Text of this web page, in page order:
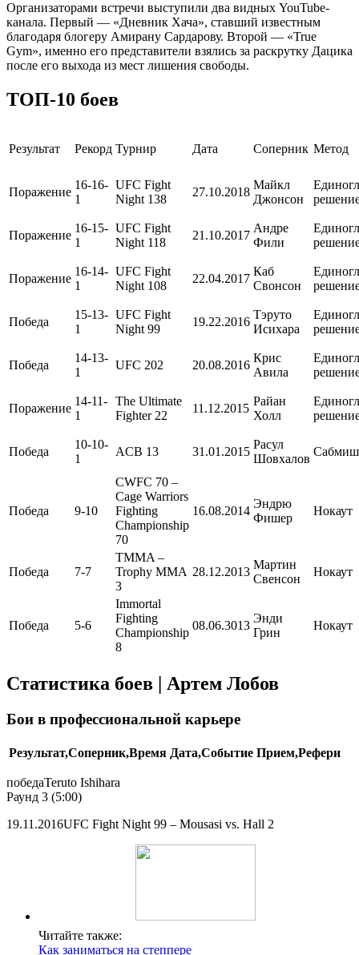
Организаторами встречи выступили два видных YouTube-
канала. Первый — «Дневник Хача», ставший известным
благодаря блогеру Амирану Сардарову. Второй — «True
Gym», именно его представители взялись за раскрутку Дацика
после его выхода из мест лишения свободы.
ТОП-10 боев
Результат Рекорд Турнир Дата Соперник Метод
Поражение
16-16-
1
UFC Fight
Night 138
27.10.2018
Майкл
Джонсон
Поражение
16-15-
1
UFC Fight
Night 118
21.10.2017
Андре
Фили
Поражение
16-14-
1
UFC Fight
Night 108
22.04.2017
Каб
Свонсон
Победа
15-13-
1
UFC Fight
Night 99
19.22.2016
Тэруто
Исихара
Победа
14-13-
1
UFC 202 20.08.2016
Крис
Авила
Поражение
14-11-
1
The Ultimate
Fighter 22
11.12.2015
Райан
Холл
Победа
10-10-
1
ACB 13 31.01.2015
Расул
Шовхалов
Победа 9-10
CWFC 70 –
Cage Warriors
Fighting
Championship
70
16.08.2014
Эндрю
Фишер
Нокаут
Победа 7-7
TMMA –
Trophy MMA
3
28.12.2013
Мартин
Свенсон
Нокаут
Победа 5-6
Immortal
Fighting
Championship
8
08.06.3013
Энди
Грин
Нокаут
Статистика боев | Артем Лобов
Бои в профессиональной карьере
Результат,Соперник,Время Дата,Событие Прием,Рефери
победаTeruto Ishihara
Раунд 3 (5:00)
19.11.2016UFC Fight Night 99 – Mousasi vs. Hall 2
Читайте также:
Как заниматься на степпере